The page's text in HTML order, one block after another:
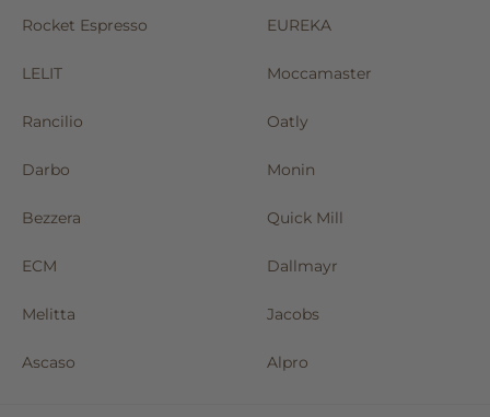
Rocket Espresso EUREKA
LELIT Moccamaster
Rancilio Oatly
Darbo Monin
Bezzera Quick Mill
ECM Dallmayr
Melitta Jacobs
Ascaso Alpro